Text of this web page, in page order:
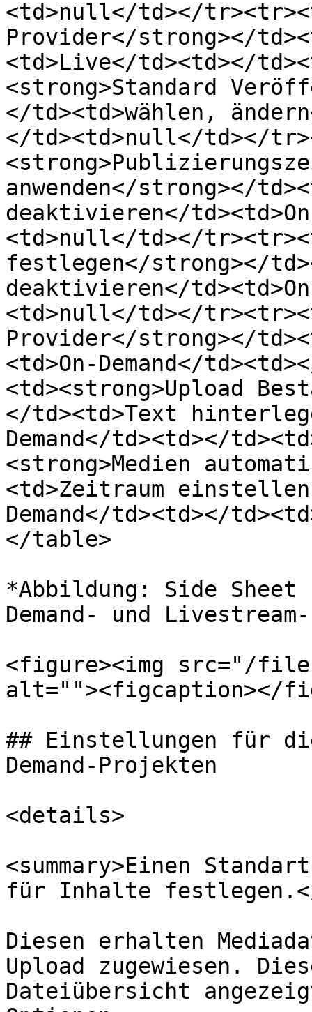
<td>null</td></
Provider</strong></
<td>Live</td><td></
<strong>Standard
</td><td>wählen,
</td><td>null</td></
anwenden</strong></
deaktivieren</
<td>null</td></
festlegen</strong></
deaktivieren</
<td>null</td></
Provider</strong></
<td>On-Demand</
<td><strong>Upload
</td><td>Text
Demand</td><td></
<strong>Medien
<td>Zeitraum
Demand</td><td></
</table>
*Abbildung: Side
Demand- und
<figure><img src="/
alt=""><figcaption></
## Einstellungen für
Demand-Projekten
<details>
<summary>Einen
für Inhalte festlegen.</
Diesen erhalten
Upload zugewiesen.
Dateiübersicht